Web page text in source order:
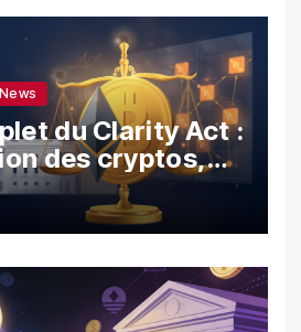
News
du Clarity Act :
des cryptos,
et impacts sur